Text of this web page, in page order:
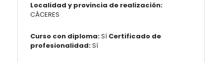
Localidad y provincia de realización:
CÁCERES
Curso con diploma:Sí Certificado de
profesionalidad:Sí